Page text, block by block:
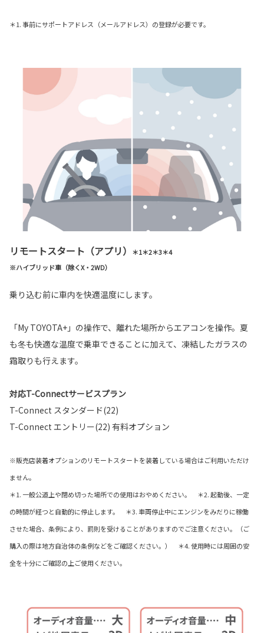
＊1. 事前にサポートアドレス（メールアドレス）の登録が必要です。
リモートスタート（アプリ）
＊1＊2＊3＊4
※ハイブリッド車（除くX・2WD）
乗り込む前に車内を快適温度にします。
「My TOYOTA+」の操作で、離れた場所からエアコンを操作。夏
も冬も快適な温度で乗車できることに加えて、凍結したガラスの
霜取りも行えます。
対応T-Connectサービスプラン
T-Connect スタンダード(22)
T-Connect エントリー(22) 有料オプション
※販売店装着オプションのリモートスタートを装着している場合はご利用いただけ
ません。
＊1. 一般公道上や閉め切った場所での使用はおやめください。 ＊2. 起動後、一定
の時間が経つと自動的に停止します。 ＊3. 車両停止中にエンジンをみだりに稼働
させた場合、条例により、罰則を受けることがありますのでご注意ください。（ご
購入の際は地方自治体の条例などをご確認ください。） ＊4. 使用時には周囲の安
全を十分にご確認の上ご使用ください。